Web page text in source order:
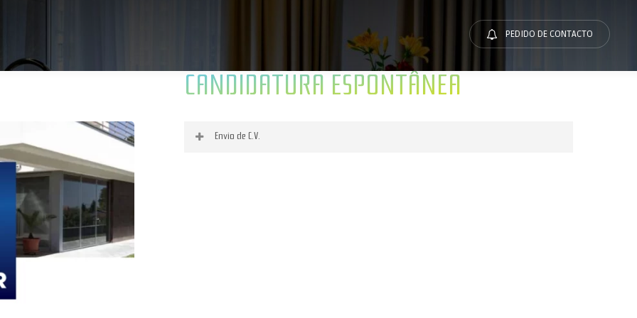
PEDIDO DE CONTACTO
CANDIDATURA ESPONTÂNEA
Envio de C.V.